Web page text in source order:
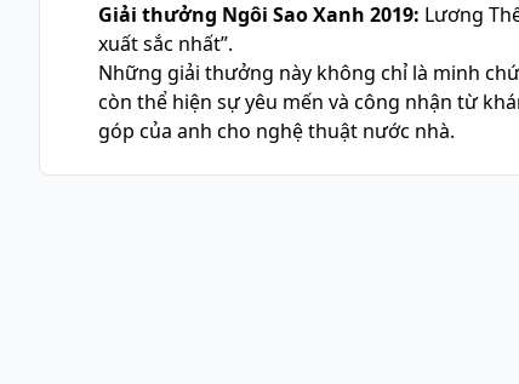
Giải thưởng Ngôi Sao Xanh 2019: Lương
xuất sắc nhất”.
Những giải thưởng này không chỉ là minh
còn thể hiện sự yêu mến và công nhận từ
góp của anh cho nghệ thuật nước nhà.